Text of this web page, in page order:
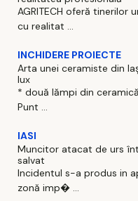
AGRITECH oferă
cu realitat ...
INCHIDERE PROIECTE
Arta unei ceramiste din
lux
* două lămpi din
Punt ...
IASI
Muncitor atacat de urs
salvat
Incidentul s-a produs in
zonă imp� ...